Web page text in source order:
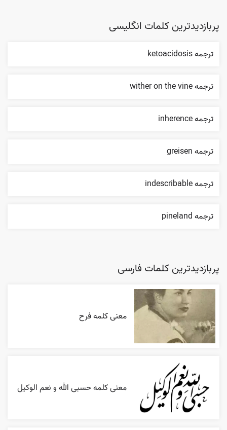
پربازدیدترین کلمات انگلیسی
ترجمه ketoacidosis
ترجمه wither on the vine
ترجمه inherence
ترجمه greisen
ترجمه indescribable
ترجمه pineland
پربازدیدترین کلمات فارسی
معنی کلمه فرح
معنی کلمه حسبی الله و نعم الوکیل